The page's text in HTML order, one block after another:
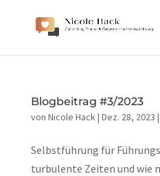
Blogbeitrag #3/2023
von Nicole Hack| Dez. 28, 2023 |
Selbstführung für
turbulente Zeiten und wie